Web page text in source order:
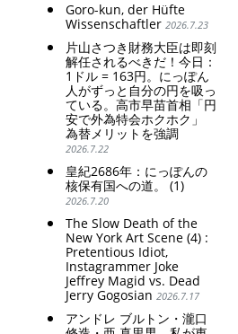
Goro-kun, der Hüfte
Wissenschaftler 2026.7.23
片山さつき財務大臣は即刻
解任されるべきだ！今日：
1ドル = 163円。にっぽん
人がずっと自分の円を吸っ
ている。高市早苗首相「円
安で外為特会ホクホク」
為替メリットを強調
2026.7.22
皇紀2686年：にっぽんの
核保有国への道。 (1)
2026.7.20
The Slow Death of the
New York Art Scene (4) :
Pretentious Idiot,
Instagrammer Joke
Jeffrey Magid vs. Dead
Jerry Gogosian 2026.7.17
アンドレ ブルトン・瀧口